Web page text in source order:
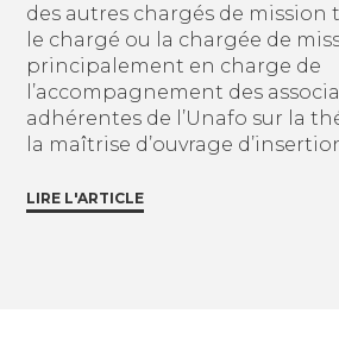
des autres chargés de mission
le chargé ou la chargée de
principalement en charge de
l’accompagnement des
adhérentes de l’Unafo sur la
la maîtrise d’ouvrage
LIRE L'ARTICLE